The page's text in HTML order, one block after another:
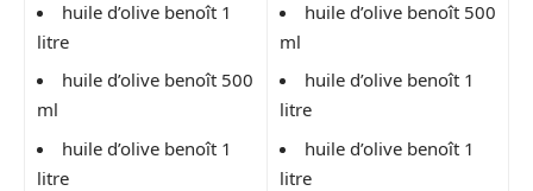
huile d’olive benoît 1
litre
huile d’olive benoît 500
ml
huile d’olive benoît 1
litre
huile d’olive benoît 500
ml
huile d’olive benoît 1
litre
huile d’olive benoît 1
litre